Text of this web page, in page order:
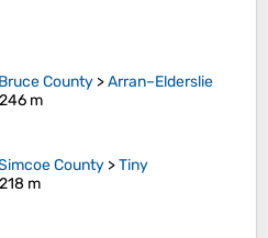
Bruce County >Arran–Elderslie
m
County >Tiny
m